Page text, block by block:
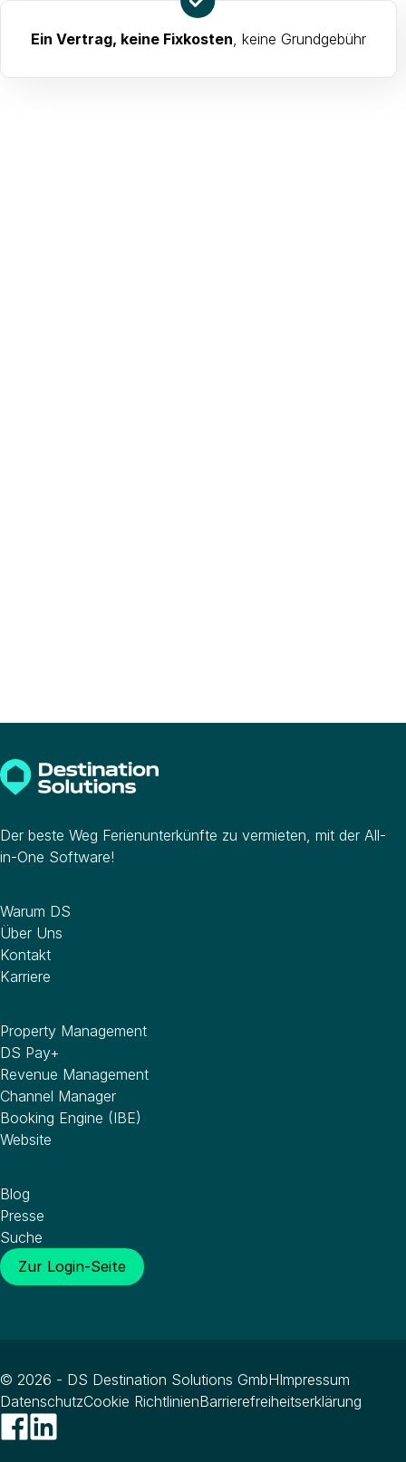
Ein Vertrag, keine Fixkosten, keine Grundgebühr
Der beste Weg Ferienunterkünfte zu vermieten, mit der All-
in-One Software!
Warum DS
Über Uns
Kontakt
Karriere
Property Management
DS Pay+
Revenue Management
Channel Manager
Booking Engine (IBE)
Website
Blog
Presse
Suche
Zur Login-Seite
© 2026 - DS Destination Solutions GmbHImpressum
DatenschutzCookie RichtlinienBarrierefreiheitserklärung